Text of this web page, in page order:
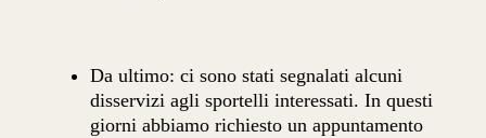
Da ultimo: ci sono stati segnalati alcuni
disservizi agli sportelli interessati. In questi
giorni abbiamo richiesto un appuntamento